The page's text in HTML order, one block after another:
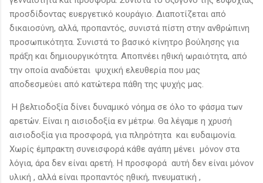
προσδίδοντας ευεργετικό κουράγιο. Διαποτίζεται από
δικαιοσύνη, αλλά, προπαντός, συνιστά πίστη στην ανθρώπινη
προσωπικότητα. Συνιστά το βασικό κίνητρο βούλησης για
πράξη και δημιουργικότητα. Αποπνέει ηθική ωραιότητα, από
την οποία αναδύεται ψυχική ελευθερία που μας
αποδεσμεύει από κατώτερα πάθη της ψυχής μας.
Η βελτιοδοξία δίνει δυναμικό νόημα σε όλο το φάσμα των
αρετών. Είναι η αισιοδοξία εν μέτρω. Θα λέγαμε η χρυσή
αισιοδοξία για προσφορά, για πληρότητα και ευδαιμονία.
Χωρίς έμπρακτη συνεισφορά κάθε αγάπη μένει μόνον στα
λόγια, άρα δεν είναι αρετή. Η προσφορά αυτή δεν είναι μόνον
υλική , αλλά είναι προπαντός ηθική, πνευματική ,